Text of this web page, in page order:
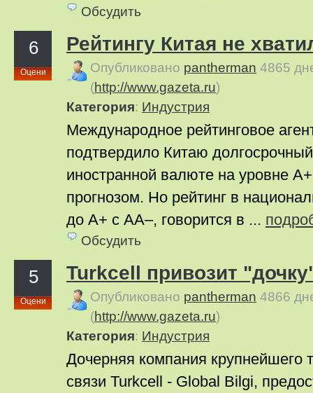
Обсудить
6
Оцени
Рейтингу Китая не
Опубликовано pantherman 4865
(http://www.gazeta.ru)
Категория: Индустрия
Международное рейтинговое
подтвердило Китаю
иностранной валюте на уровне
прогнозом. Но рейтинг в
до A+ с AA–, говорится в ...
Обсудить
5
Оцени
Turkcell привозит
Опубликовано pantherman 4866
(http://www.gazeta.ru)
Категория: Индустрия
Дочерняя компания крупнейшего
связи Turkcell - Global Bilgi,